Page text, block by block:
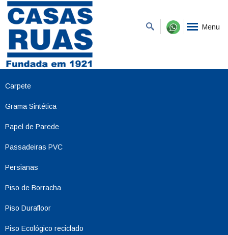
Menu
Carpete
Grama Sintética
Papel de Parede
Passadeiras PVC
Persianas
Piso de Borracha
Piso Durafloor
Piso Ecológico reciclado